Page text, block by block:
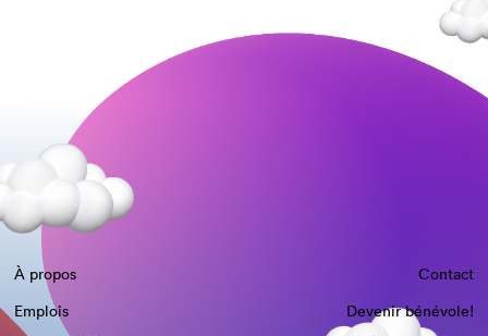
À propos
Contact
Emplois
Devenir bénévole!